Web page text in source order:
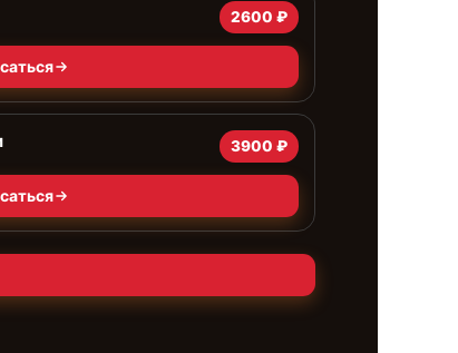
2600 ₽
3900 ₽